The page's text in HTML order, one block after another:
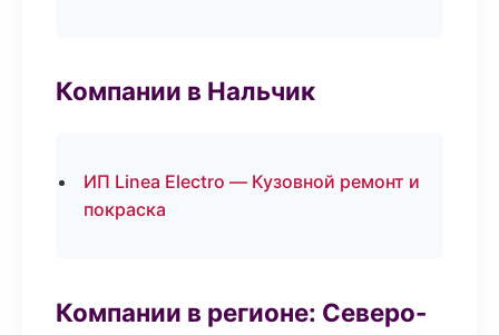
Компании в Нальчик
ИП Linea Electro — Кузовной ремонт и
покраска
Компании в регионе: Северо-